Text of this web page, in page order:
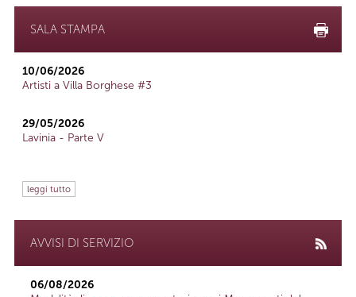
SALA STAMPA
10/06/2026
Artisti a Villa Borghese #3
29/05/2026
Lavinia - Parte V
leggi tutto
AVVISI DI SERVIZIO
06/08/2026